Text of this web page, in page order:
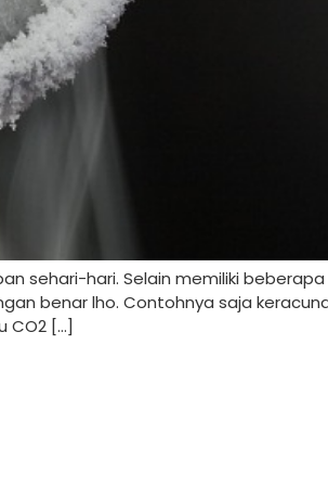
sehari-hari. Selain memiliki beberapa
benar lho. Contohnya saja
CO2 […]